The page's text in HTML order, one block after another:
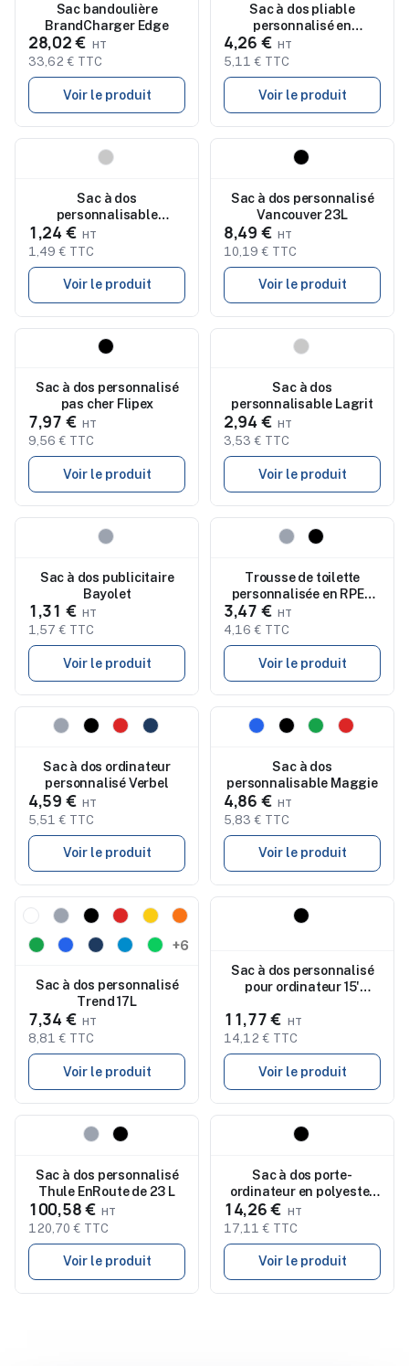
Sac bandoulière
BrandCharger Edge
28,02 €
33,62 € TTC
Voir le produit
Sac à dos pliable
personnalisé en
polyester et coton LATIS
4,26 €
5,11 € TTC
Voir le produit
Sac à dos
personnalisable
sublimation Lizcom
1,24 €
1,49 € TTC
Voir le produit
Sac à dos personnalisé
Vancouver 23L
8,49 €
10,19 € TTC
Voir le produit
Sac à dos personnalisé
pas cher Flipex
7,97 €
9,56 € TTC
Voir le produit
Sac à dos
personnalisable Lagrit
2,94 €
3,53 € TTC
Voir le produit
Sac à dos publicitaire
Bayolet
1,31 €
1,57 € TTC
Voir le produit
Trousse de toilette
personnalisée en RPET
300D YURI
3,47 €
4,16 € TTC
Voir le produit
Nouveau
Sac à dos ordinateur
personnalisé Verbel
4,59 €
5,51 € TTC
Voir le produit
Nouveau
Sac à dos
personnalisable Maggie
4,86 €
5,83 € TTC
Voir le produit
Nouveau
+6
Sac à dos personnalisé
Trend 17L
7,34 €
8,81 € TTC
Voir le produit
Sac à dos personnalisé
pour ordinateur 15'
11,77 €
14,12 € TTC
Voir le produit
Sac à dos personnalisé
Thule EnRoute de 23 L
100,58 €
120,70 € TTC
Voir le produit
Sac à dos porte-
ordinateur en polyester
rPET - Phineas
14,26 €
17,11 € TTC
Voir le produit